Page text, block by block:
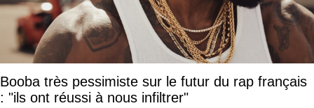
Booba très pessimiste sur le futur du rap français
: "ils ont réussi à nous infiltrer"